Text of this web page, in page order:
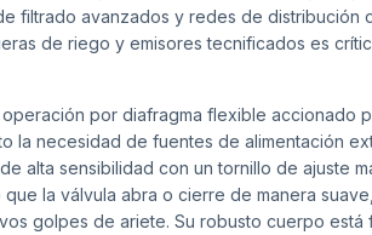
filtrado avanzados y redes de distribución
de riego y emisores tecnificados es
por diafragma flexible accionado
la necesidad de fuentes de alimentación
alta sensibilidad con un tornillo de ajuste
la válvula abra o cierre de manera
golpes de ariete. Su robusto cuerpo está